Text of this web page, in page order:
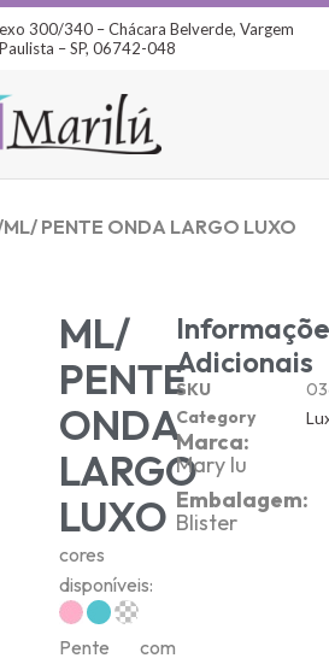
300/340 – Chácara Belverde, Vargem
– SP, 06742-048
ML/ PENTE ONDA LARGO LUXO
ML/
PENTE
ONDA
LARGO
LUXO
cores
disponíveis:
Pente com
Adicionais
SKU
Category
Marca:
Mary lu
Embalagem:
Blister